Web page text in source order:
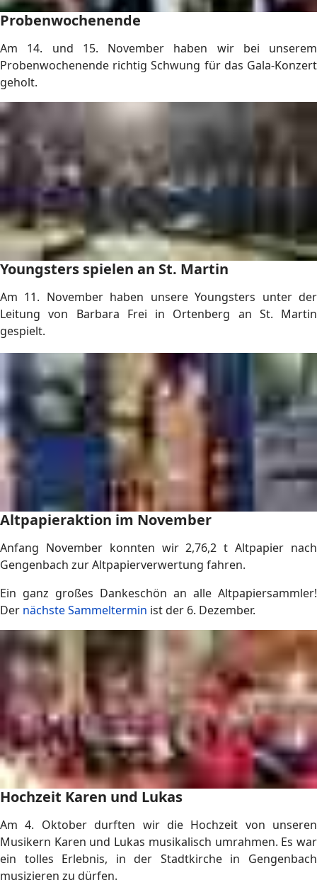
Probenwochenende
Am 14. und 15. November haben wir bei unserem
Probenwochenende richtig Schwung für das Gala-Konzert
geholt.
Youngsters spielen an St. Martin
Am 11. November haben unsere Youngsters unter der
Leitung von Barbara Frei in Ortenberg an St. Martin
gespielt.
Altpapieraktion im November
Anfang November konnten wir 2,76,2 t Altpapier nach
Gengenbach zur Altpapierverwertung fahren.
Ein ganz großes Dankeschön an alle Altpapiersammler!
Der nächste Sammeltermin ist der 6. Dezember.
Hochzeit Karen und Lukas
Am 4. Oktober durften wir die Hochzeit von unseren
Musikern Karen und Lukas musikalisch umrahmen. Es war
ein tolles Erlebnis, in der Stadtkirche in Gengenbach
musizieren zu dürfen.